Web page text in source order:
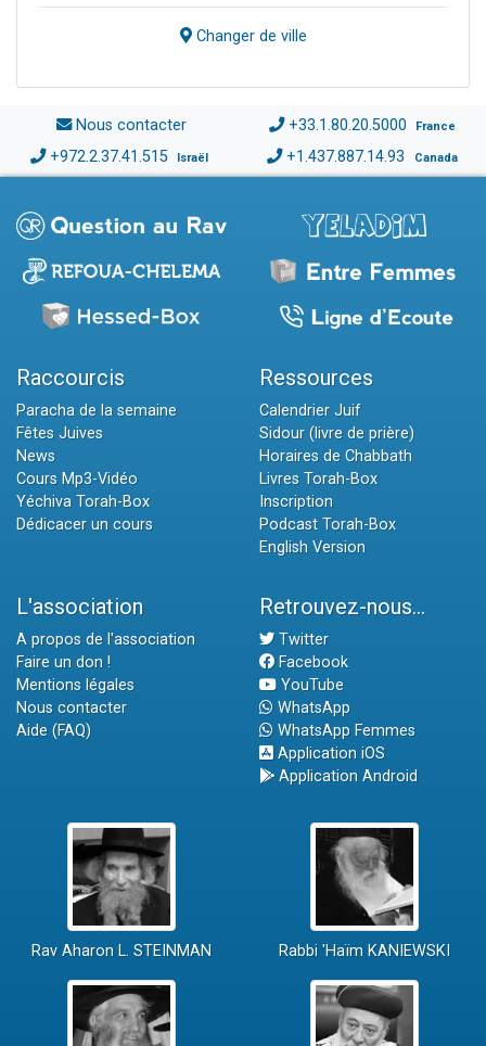
Changer de ville
Nous contacter +33.1.80.20.5000 France
+972.2.37.41.515 Israël +1.437.887.14.93 Canada
Raccourcis
Paracha de la semaine
Fêtes Juives
News
Cours Mp3-Vidéo
Yéchiva Torah-Box
Dédicacer un cours
Ressources
Calendrier Juif
Sidour (livre de prière)
Horaires de Chabbath
Livres Torah-Box
Inscription
Podcast Torah-Box
English Version
L'association
A propos de l'association
Faire un don !
Mentions légales
Nous contacter
Aide (FAQ)
Retrouvez-nous...
Twitter
Facebook
YouTube
WhatsApp
WhatsApp Femmes
Application iOS
Application Android
Rav Aharon L. STEINMAN Rabbi 'Haïm KANIEWSKI